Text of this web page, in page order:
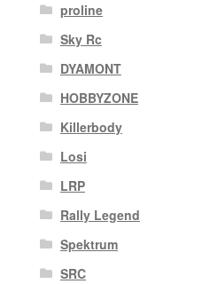
proline
Sky Rc
DYAMONT
HOBBYZONE
Killerbody
Losi
LRP
Rally Legend
Spektrum
SRC